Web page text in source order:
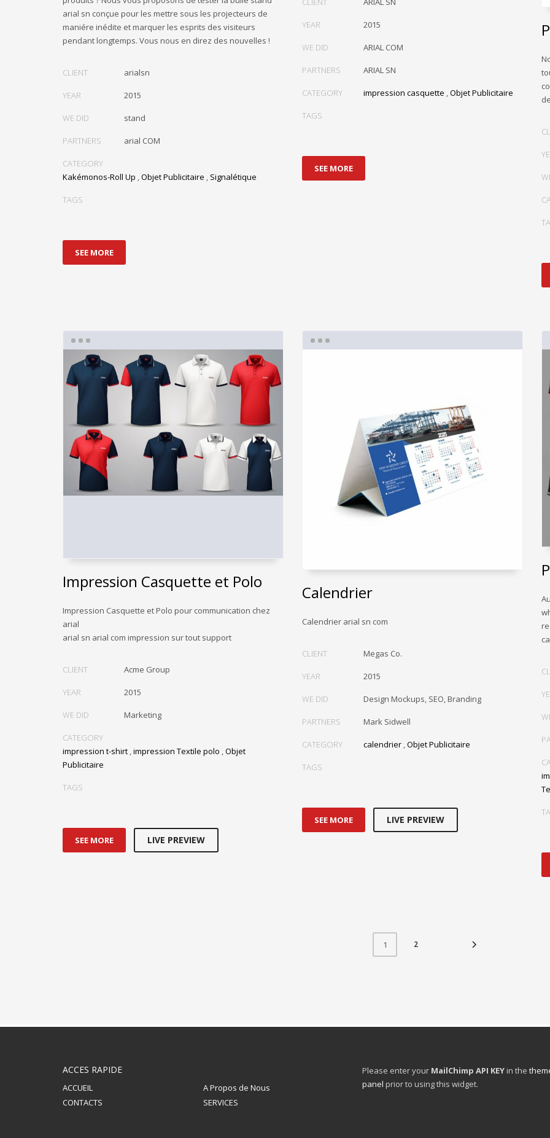
arial sn conçue pour les mettre sous les projecteurs de
maniére inédite et marquer les esprits des visiteurs
pendant longtemps. Vous nous en direz des nouvelles !
CLIENT arialsn
YEAR 2015
WE DID stand
PARTNERS arial COM
CATEGORY
Kakémonos-Roll Up ,Objet Publicitaire , Signalétique
TAGS
SEE MORE
YEAR 2015
WE DID ARIAL COM
PARTNERS ARIAL SN
CATEGORY impression casquette Objet Publicitaire
TAGS
SEE MORE
Impression Casquette et Polo
Impression Casquette et Polo pour communication chez
arial
arial sn arial com impression sur tout support
CLIENT Acme Group
YEAR 2015
WE DID Marketing
CATEGORY
impression t-shirt ,impression Textile polo ,Objet
Publicitaire
TAGS
SEE MORE LIVE PREVIEW
Calendrier
Calendrier arial sn com
CLIENT Megas Co.
YEAR 2015
WE DID Design Mockups, SEO, Branding
PARTNERS Mark Sidwell
CATEGORY calendrier ,Objet Publicitaire
TAGS
SEE MORE LIVE PREVIEW
1 2
ACCES RAPIDE
ACCUEIL
A Propos de Nous
CONTACTS
SERVICES
Please enter your MailChimp API KEYin the
panel prior to using this widget.